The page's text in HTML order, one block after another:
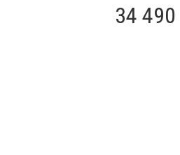
34 490